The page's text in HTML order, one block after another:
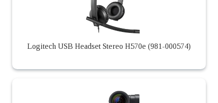
Logitech USB Headset Stereo H570e (981-000574)